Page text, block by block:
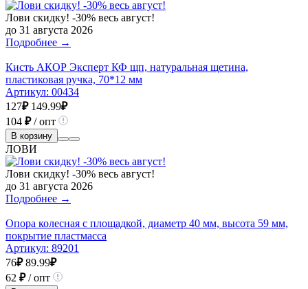
Лови скидку! -30% весь август!
до 31 августа 2026
Подробнее →
Кисть АКОР Эксперт КФ щп, натуральная щетина,
пластиковая ручка, 70*12 мм
Артикул: 00434
127₽ 149.99₽
104 ₽/ опт
В корзину
ЛОВИ
Лови скидку! -30% весь август!
до 31 августа 2026
Подробнее →
Опора колесная с площадкой, диаметр 40 мм, высота 59 мм,
покрытие пластмасса
Артикул: 89201
76₽ 89.99₽
62 ₽/ опт